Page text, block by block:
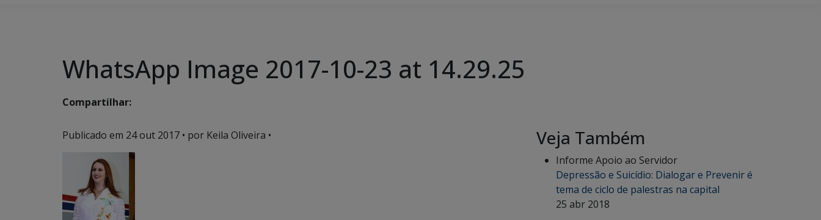
WhatsApp Image 2017-10-23 at 14.29.25
Compartilhar:
Publicado em 24 out 2017 • por Keila Oliveira • Veja Também
Informe Apoio ao Servidor
Depressão e Suicídio: Dialogar e Prevenir é
tema de ciclo de palestras na capital
25 abr 2018